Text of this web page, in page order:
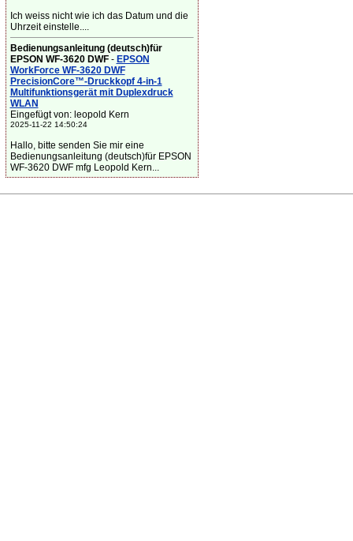
Ich weiss nicht wie ich das Datum und die
Uhrzeit einstelle....
Bedienungsanleitung (deutsch)für
EPSON WF-3620 DWF- EPSON
WorkForce WF-3620 DWF
PrecisionCore™-Druckkopf 4-in-1
Multifunktionsgerät mit Duplexdruck
WLAN
Eingefügt von: leopold Kern
2025-11-22 14:50:24
Hallo, bitte senden Sie mir eine
Bedienungsanleitung (deutsch)für EPSON
WF-3620 DWF mfg Leopold Kern...